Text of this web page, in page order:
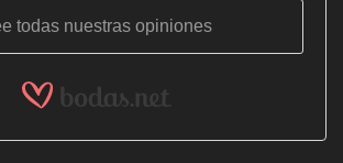
todas nuestras opiniones